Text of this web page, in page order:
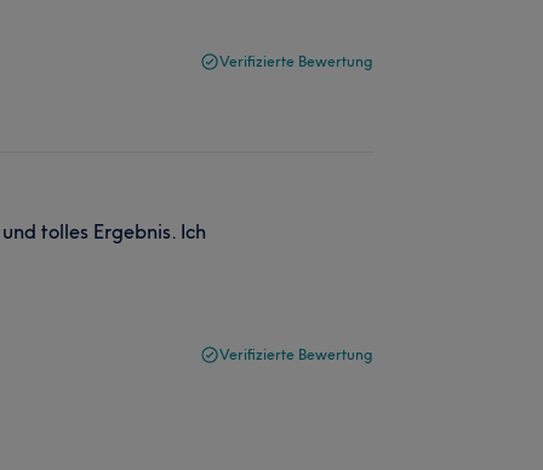
Verifizierte Bewertung
tolles Ergebnis. Ich
Verifizierte Bewertung